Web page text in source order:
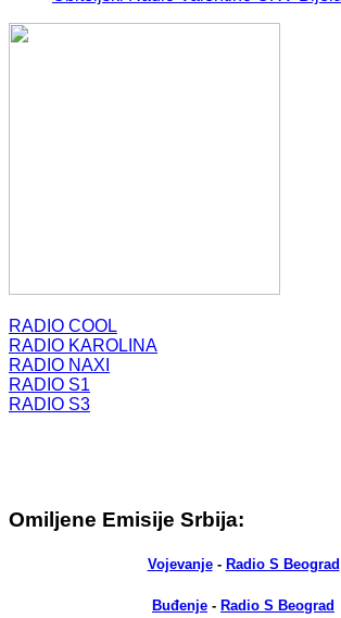
RADIO COOL
RADIO KAROLINA
RADIO NAXI
RADIO S1
RADIO S3
Omiljene Emisije Srbija:
Vojevanje- Radio S Beograd
Buđenje - Radio S Beograd